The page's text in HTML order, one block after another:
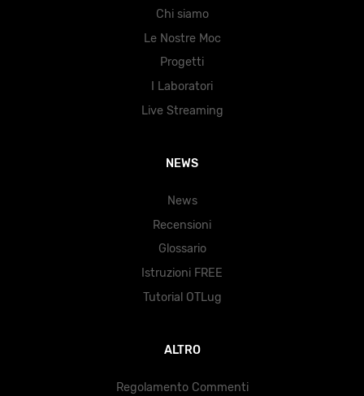
Chi siamo
Le Nostre Moc
Progetti
I Laboratori
Live Streaming
NEWS
News
Recensioni
Glossario
Istruzioni FREE
Tutorial OTLug
ALTRO
Regolamento Commenti